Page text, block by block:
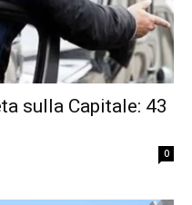
sulla Capitale: 43
0